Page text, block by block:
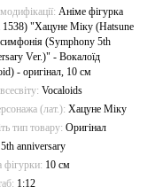
Аніме фігурка
1538) "Хацуне Міку (Hatsune
(Symphony 5th
Ver.)" - Вокалоїд
- оригінал, 10 см
Vocaloids
(лат.) Хацуне Міку
тип товару Оригінал
5th anniversary
фігурки 10 см
1:12